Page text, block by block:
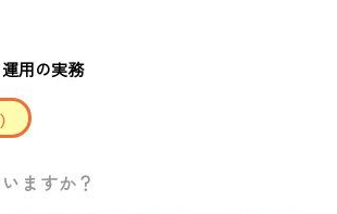
用の実務
ますか？